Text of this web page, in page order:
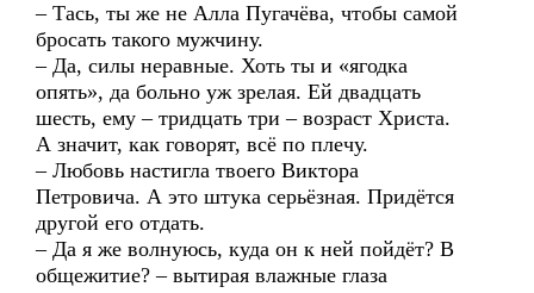
– Тась, ты же не Алла Пугачёва, чтобы самой
бросать такого мужчину.
– Да, силы неравные. Хоть ты и «ягодка
опять», да больно уж зрелая. Ей двадцать
шесть, ему – тридцать три – возраст Христа.
А значит, как говорят, всё по плечу.
– Любовь настигла твоего Виктора
Петровича. А это штука серьёзная. Придётся
другой его отдать.
– Да я же волнуюсь, куда он к ней пойдёт? В
общежитие? – вытирая влажные глаза